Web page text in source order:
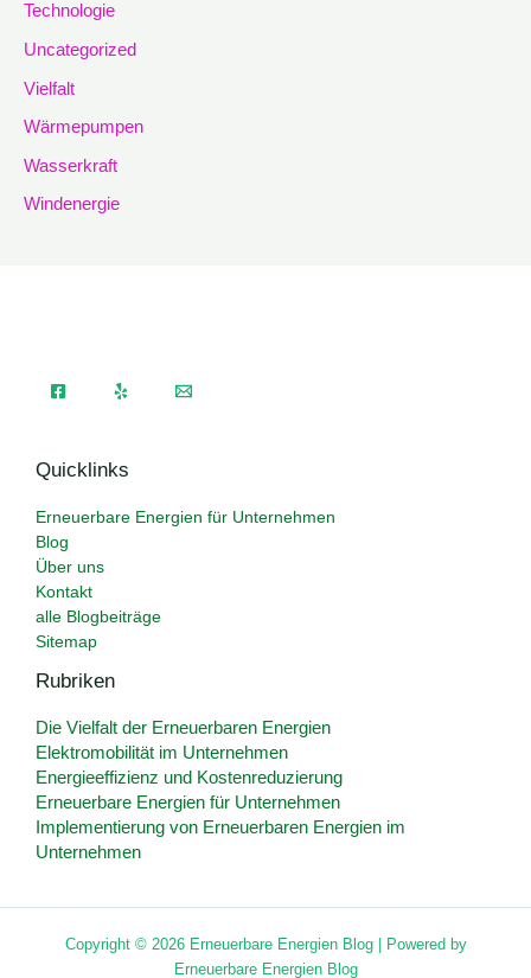
Technologie
Uncategorized
Vielfalt
Wärmepumpen
Wasserkraft
Windenergie
Quicklinks
Erneuerbare Energien für Unternehmen
Blog
Über uns
Kontakt
alle Blogbeiträge
Sitemap
Rubriken
Die Vielfalt der Erneuerbaren Energien
Elektromobilität im Unternehmen
Energieeffizienz und Kostenreduzierung
Erneuerbare Energien für Unternehmen
Implementierung von Erneuerbaren Energien im
Unternehmen
Copyright © 2026 Erneuerbare Energien Blog | Powered by
Erneuerbare Energien Blog